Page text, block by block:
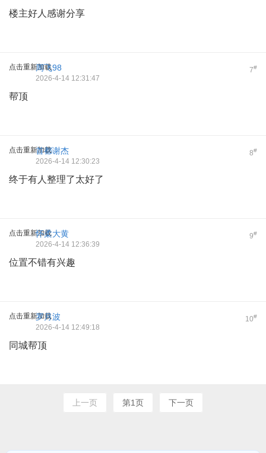
楼主好人感谢分享
点击重新加载 7#
周飞98
2026-4-14 12:31:47
帮顶
点击重新加载 8#
首都谢杰
2026-4-14 12:30:23
终于有人整理了太好了
点击重新加载 9#
怀柔大黄
2026-4-14 12:36:39
位置不错有兴趣
点击重新加载 10#
罗月波
2026-4-14 12:49:18
同城帮顶
上一页 第1页 下一页